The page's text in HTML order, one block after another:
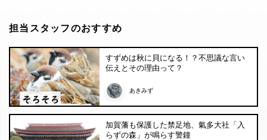
担当スタッフのおすすめ
すずめは秋に貝になる！？不思議な言い
伝えとその理由って？
あきみず
加賀藩も保護した禁足地、氣多大社「入
らずの森」が鳴らす警鐘